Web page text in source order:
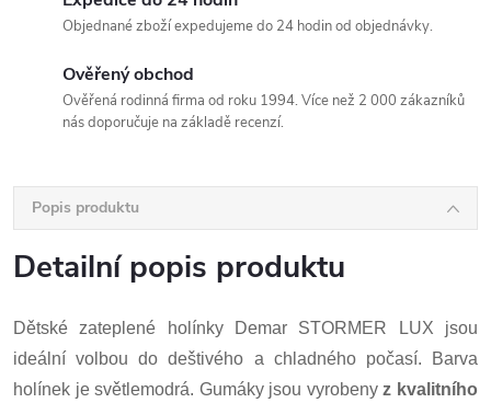
Objednané zboží expedujeme do 24 hodin od objednávky.
Ověřený obchod
Ověřená rodinná firma od roku 1994. Více než 2 000 zákazníků
nás doporučuje na základě recenzí.
Popis produktu
Detailní popis produktu
Dětské zateplené holínky Demar STORMER LUX jsou
ideální volbou do deštivého a chladného počasí. Barva
holínek je světlemodrá. Gumáky jsou vyrobenyz kvalitního